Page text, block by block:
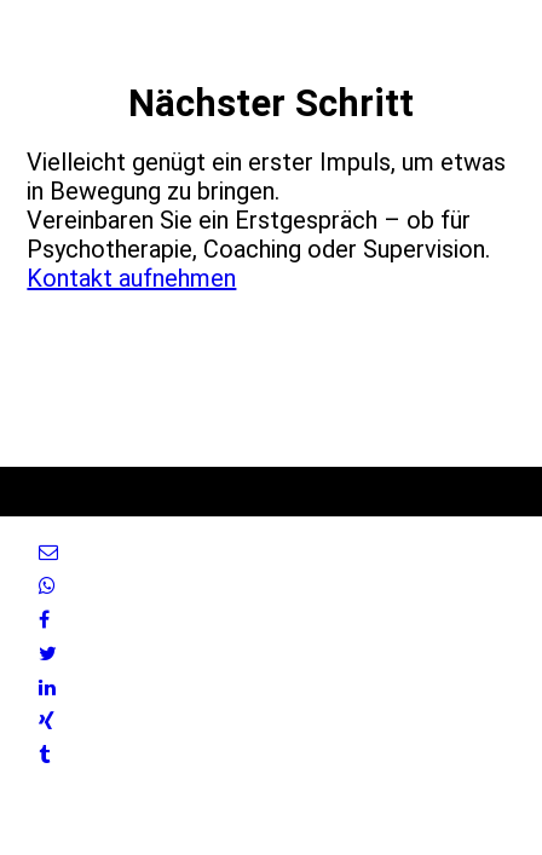
Nächster Schritt
Vielleicht genügt ein erster Impuls, um etwas
in Bewegung zu bringen.
Vereinbaren Sie ein Erstgespräch – ob für
Psychotherapie, Coaching oder Supervision.
Kontakt aufnehmen